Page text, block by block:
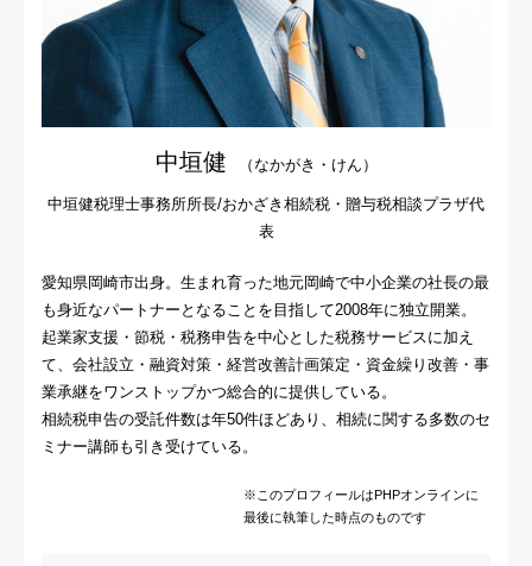
中垣健 （なかがき・けん）
中垣健税理士事務所所長/おかざき相続税・贈与税相談プラザ代
表
愛知県岡崎市出身。生まれ育った地元岡崎で中小企業の社長の最
も身近なパートナーとなることを目指して2008年に独立開業。
起業家支援・節税・税務申告を中心とした税務サービスに加え
て、会社設立・融資対策・経営改善計画策定・資金繰り改善・事
業承継をワンストップかつ総合的に提供している。
相続税申告の受託件数は年50件ほどあり、相続に関する多数のセ
ミナー講師も引き受けている。
※このプロフィールはPHPオンラインに
最後に執筆した時点のものです